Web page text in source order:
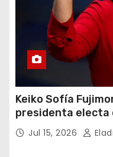
Keiko Sofía
presidenta electa
para el periodo
Jul 15, 2026